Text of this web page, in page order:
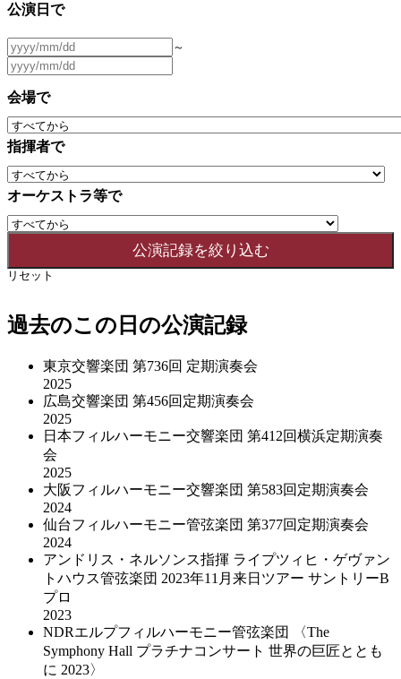
公演日で
～
会場で
指揮者で
オーケストラ等で
リセット
過去のこの日の公演記録
東京交響楽団 第736回 定期演奏会
2025
広島交響楽団 第456回定期演奏会
2025
日本フィルハーモニー交響楽団 第412回横浜定期演奏
会
2025
大阪フィルハーモニー交響楽団 第583回定期演奏会
2024
仙台フィルハーモニー管弦楽団 第377回定期演奏会
2024
アンドリス・ネルソンス指揮 ライプツィヒ・ゲヴァン
トハウス管弦楽団 2023年11月来日ツアー サントリーB
プロ
2023
NDRエルプフィルハーモニー管弦楽団 〈The
Symphony Hall プラチナコンサート 世界の巨匠ととも
に 2023〉